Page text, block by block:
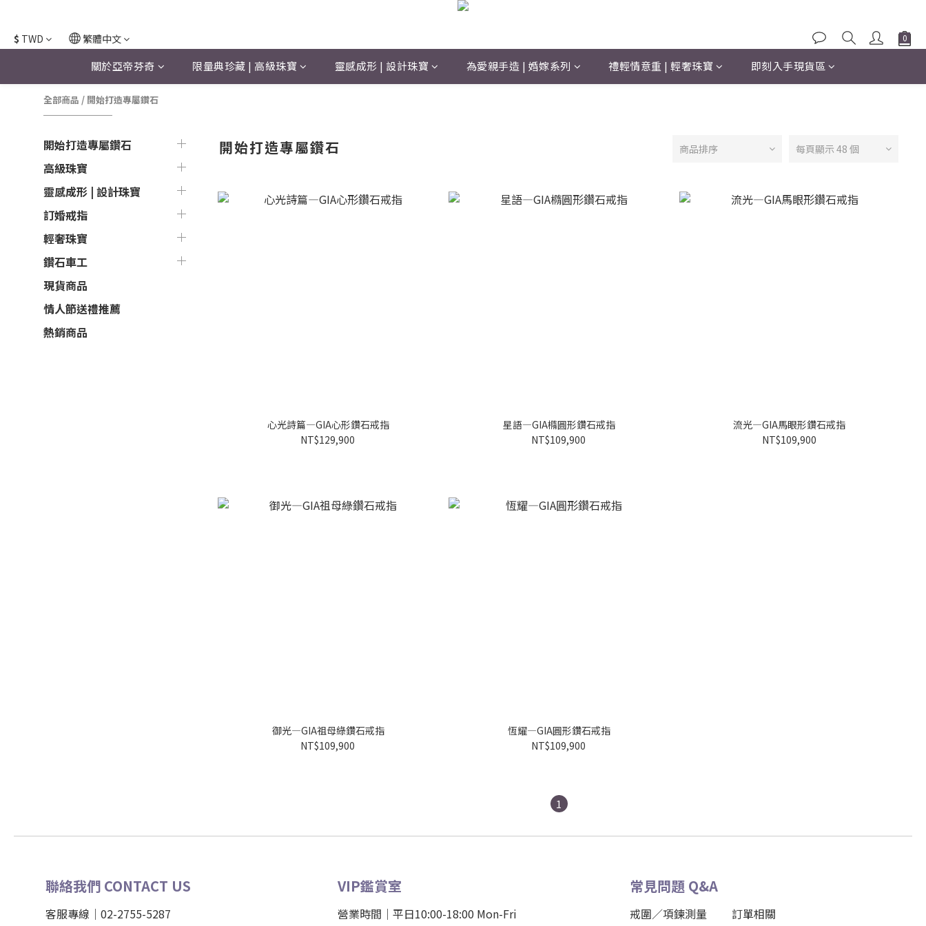
$ TWD 繁體中文
關於亞帝芬奇 限量典珍藏 | 高級珠寶 靈感成形 | 設計珠寶 為愛親手造 | 婚嫁系列 禮輕情意重 | 輕奢珠寶 即刻入手現貨區
全部商品 / 開始打造專屬鑽石
開始打造專屬鑽石
高級珠寶
靈感成形 | 設計珠寶
訂婚戒指
輕奢珠寶
鑽石車工
現貨商品
情人節送禮推薦
熱銷商品
開始打造專屬鑽石 商品排序 每頁顯示 48 個
心光詩篇—GIA心形鑽石戒指
NT$129,900
星語—GIA橢圓形鑽石戒指
NT$109,900
流光—GIA馬眼形鑽石戒指
NT$109,900
御光—GIA祖母綠鑽石戒指
NT$109,900
恆耀—GIA圓形鑽石戒指
NT$109,900
1
聯絡我們 CONTACT US
客服專線｜02-2755-5287
VIP鑑賞室
營業時間｜平日10:00-18:00 Mon-Fri
常見問題 Q&A
戒圍／項鍊測量 訂單相關